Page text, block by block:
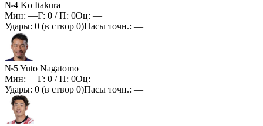
№4 Ko Itakura
Мин: —Г: 0 / П: 0Оц: —
Удары: 0 (в створ 0)Пасы точн.: —
№5 Yuto Nagatomo
Мин: —Г: 0 / П: 0Оц: —
Удары: 0 (в створ 0)Пасы точн.: —